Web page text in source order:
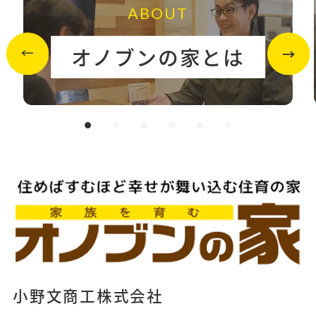
ABOUT
オノブンの家とは
小野文商工株式会社